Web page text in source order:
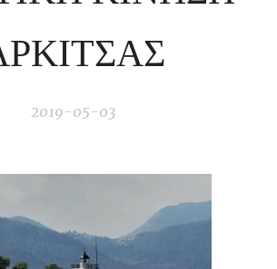
2019-05-03